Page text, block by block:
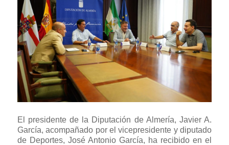
El presidente de la Diputación de Almería, Javier A.
García, acompañado por el vicepresidente y diputado
de Deportes, José Antonio García, ha recibido en el